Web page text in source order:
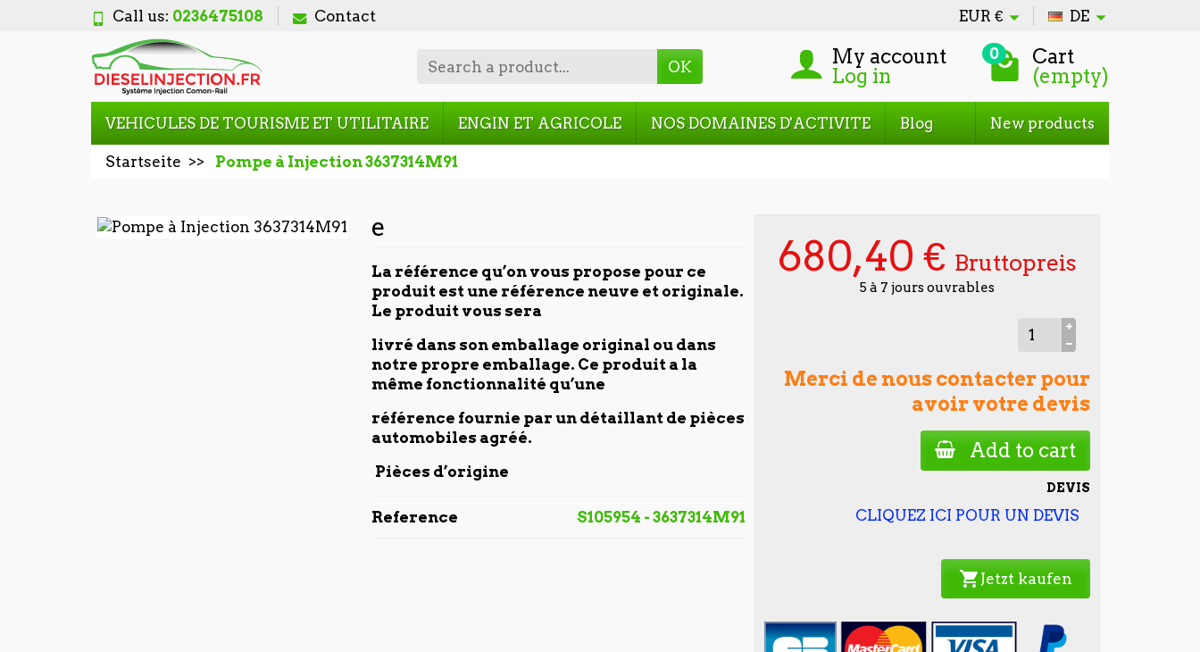
Call us: 0236475108 Contact EUR € DE
OK My account
Log in
0 Cart
(empty)
VEHICULES DE TOURISME ET UTILITAIRE ENGIN ET AGRICOLE NOS DOMAINES D'ACTIVITE Blog New products
Startseite Pompe à Injection 3637314M91
e
La référence qu’on vous propose pour ce
produit est une référence neuve et originale.
Le produit vous sera
livré dans son emballage original ou dans
notre propre emballage. Ce produit a la
même fonctionnalité qu’une
référence fournie par un détaillant de pièces
automobiles agréé.
Pièces d’origine
Reference S105954 - 3637314M91
680,40 € Bruttopreis
5 à 7 jours ouvrables
Merci de nous contacter pour
avoir votre devis
Add to cart
DEVIS
CLIQUEZ ICI POUR UN DEVIS
shopping_cart Jetzt kaufen